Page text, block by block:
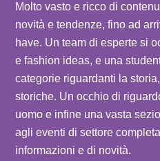
Molto vasto e ricco di
novità e tendenze, fino ad
have. Un team di esperte si
e fashion ideas, e una
categorie riguardanti la
storiche. Un occhio di
uomo e infine una vasta
agli eventi di settore
informazioni e di novità.